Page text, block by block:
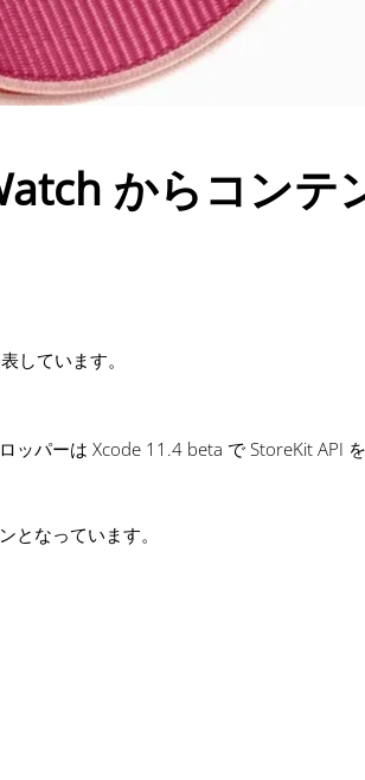
からコンテ
しています。
ッパーは Xcode 11.4 beta で StoreKit API
となっています。